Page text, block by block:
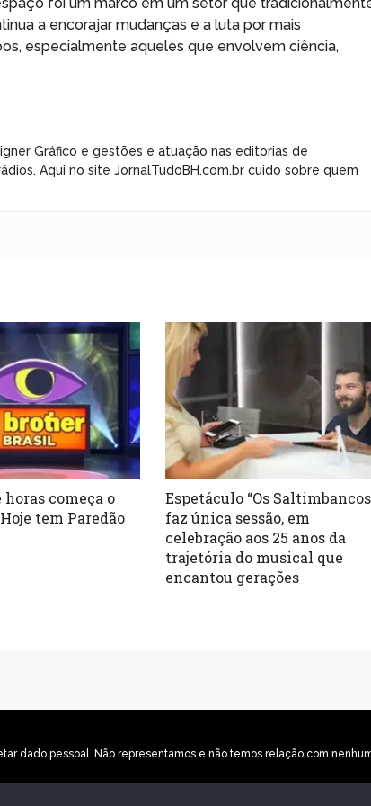
a encorajar mudanças e a luta por mais
especialmente aqueles que envolvem ciência,
Gráfico e gestões e atuação nas editorias de
Aqui no site JornalTudoBH.com.br cuido sobre quem
horas começa o
tem Paredão
Espetáculo “Os
faz única sessão, em
celebração aos 25 anos da
trajetória do musical que
encantou gerações
dado pessoal. Não representamos e não temos relação com